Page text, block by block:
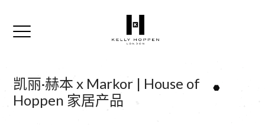
凯丽·赫本 x Markor | House of
Hoppen 家居产品